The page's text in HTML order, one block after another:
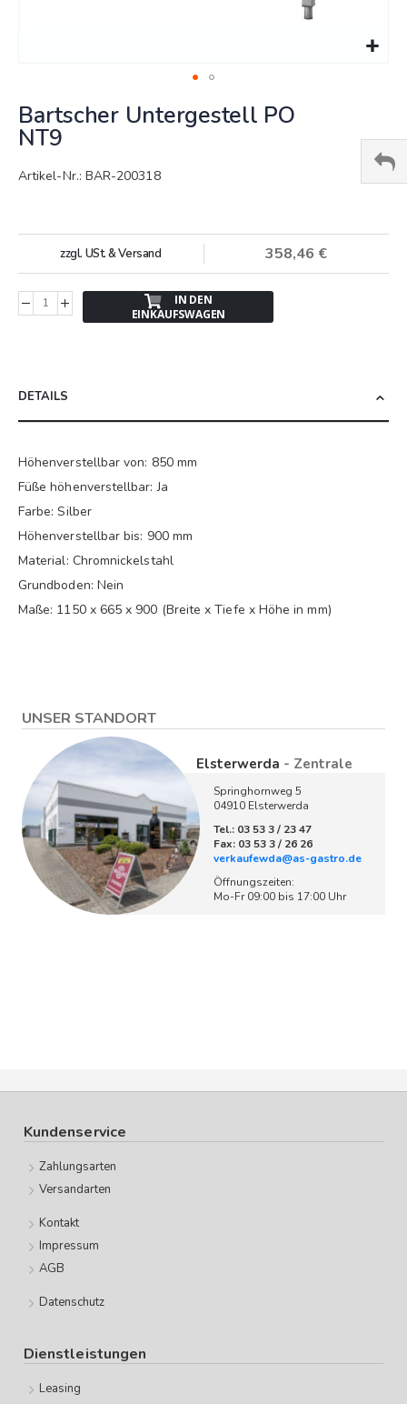
zum
Anfang
der
Bildergalerie
Bartscher Untergestell PO
NT9
Artikel-Nr.: BAR-200318
358,46 €
zzgl. USt. & Versand
IN DEN
EINKAUFSWAGEN
DETAILS
Höhenverstellbar von: 850 mm
Füße höhenverstellbar: Ja
Farbe: Silber
Höhenverstellbar bis: 900 mm
Material: Chromnickelstahl
Grundboden: Nein
Maße: 1150 x 665 x 900 (Breite x Tiefe x Höhe in mm)
UNSER STANDORT
Elsterwerda - Zentrale
Springhornweg 5
04910 Elsterwerda
Tel.: 03 53 3 / 23 47
Fax: 03 53 3 / 26 26
verkaufewda@as-gastro.de
Öffnungszeiten:
Mo-Fr 09:00 bis 17:00 Uhr
Kundenservice
Zahlungsarten
Versandarten
Kontakt
Impressum
AGB
Datenschutz
Dienstleistungen
Leasing